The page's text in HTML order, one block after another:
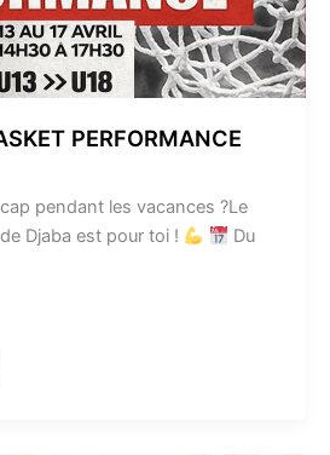
PERFORMANCE
pendant les vacances ?Le
Djaba est pour toi !
Du